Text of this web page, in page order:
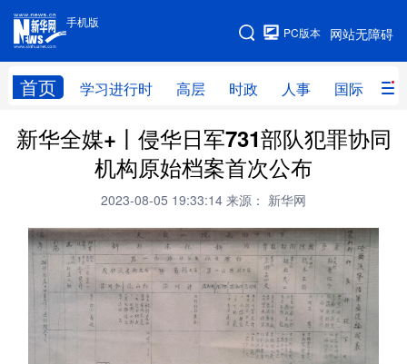
手机版
网站无障碍
PC版本
首页 学习进行时 高层 时政 人事 国际 财
手机版
网站地图
学习进行时 高层 时政 人事
财经 网评
全球连线
科技 科创 量子 体育
文化 书画 健康 军事
访谈 视频 图片 政务
新华全媒+丨侵华日军731部队犯罪协同
机构原始档案首次公布
2023-08-05 19:33:14 来源： 新华网